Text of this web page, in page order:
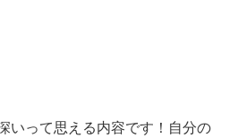
いって思える内容です！自分の